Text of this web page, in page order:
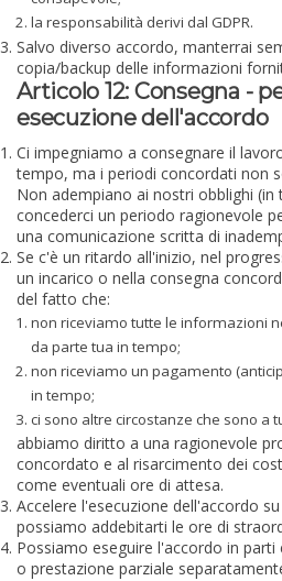
la responsabilità derivi dal GDPR.
Salvo diverso accordo, manterrai
copia/backup delle informazioni
Articolo 12: Consegna -
esecuzione dell'accordo
Ci impegniamo a consegnare il
tempo, ma i periodi concordati non
Non adempiano ai nostri obblighi (in
concederci un periodo ragionevole
una comunicazione scritta di
Se c'è un ritardo all'inizio, nel
un incarico o nella consegna
del fatto che:
non riceviamo tutte le informazioni
da parte tua in tempo;
non riceviamo un pagamento
in tempo;
ci sono altre circostanze che sono a
abbiamo diritto a una ragionevole
concordato e al risarcimento dei
come eventuali ore di attesa.
Accelere l'esecuzione dell'accordo
possiamo addebitarti le ore di
Possiamo eseguire l'accordo in
o prestazione parziale